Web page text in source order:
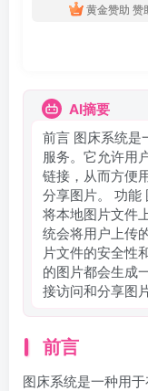
黄金赞助 赞
AI摘要
前言 图床系统是
服务。它允许用
链接，从而方便
分享图片。 功能
将本地图片文件
统会将用户上传
片文件的安全性
的图片都会生成
接访问和分享图片
前言
图床系统是一种用